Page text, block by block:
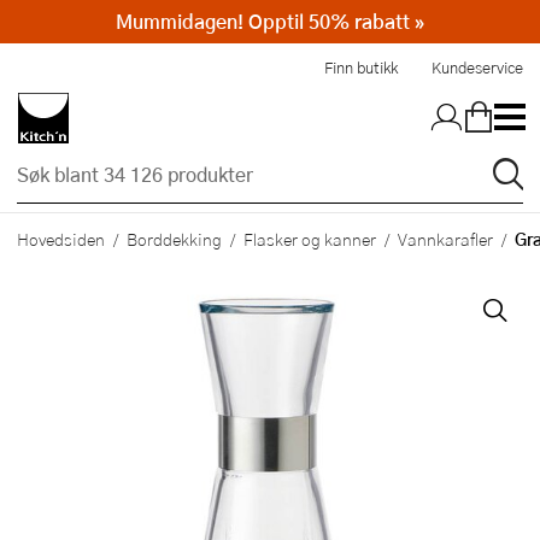
Finn butikk Kundeservice
Hovedsiden Borddekking Flasker og kanner Vannkarafler
Mummidagen! Opptil 50% rabatt »